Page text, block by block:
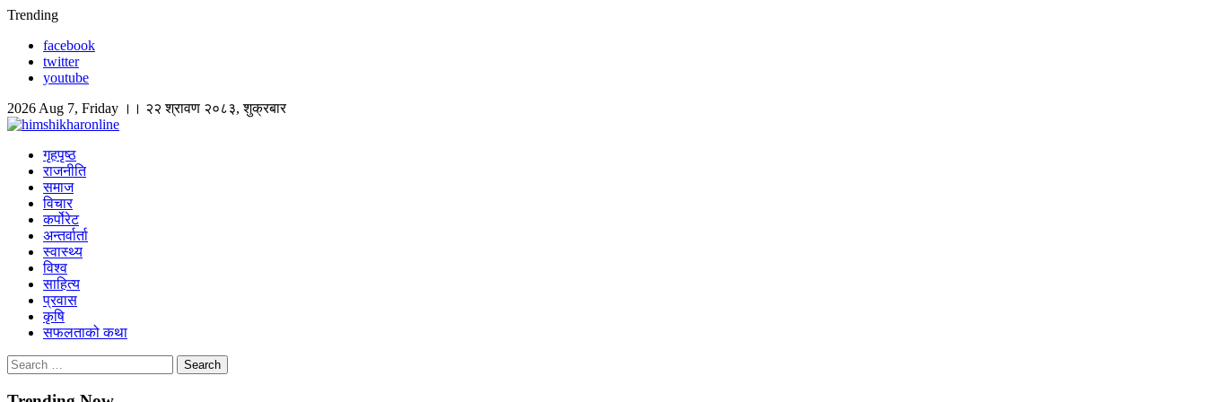
Skip
content
Trending
facebook
twitter
youtube
2026 Aug 7, Friday ।। २२ श्रावण २०८३, शुक्रबार
Himshikhar Online
गृहपृष्ठ
राजनीति
समाज
विचार
कर्पोरेट
अन्तर्वार्ता
स्वास्थ्य
विश्व
साहित्य
प्रवास
कृषि
सफलताको कथा
Search
for: